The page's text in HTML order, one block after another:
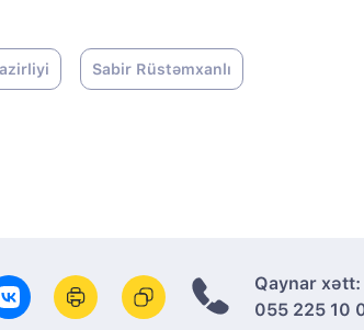
Sabir Rüstəmxanlı
Qaynar xətt:
055 225 10